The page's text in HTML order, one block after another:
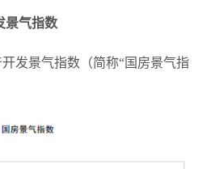
气指数
发景气指数（简称“国房景气指